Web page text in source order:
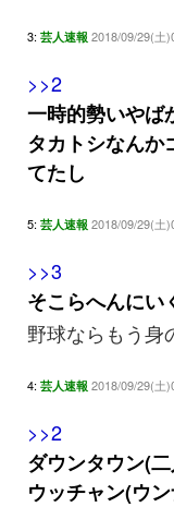
3: 芸人速報 2018/09/29(土
>>2
一時的勢いやば
タカトシなんか
てたし
5: 芸人速報 2018/09/29(土
>>3
そこらへんにい
野球ならもう身
4: 芸人速報 2018/09/29(土
>>2
ダウンタウン(
ウッチャン(ウ